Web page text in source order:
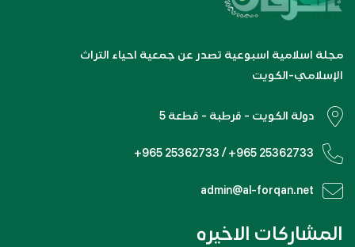
مجلة اسلامية اسبوعية تصدر عن جمعية احياء التراث
الإسلامي-الكويت
دولة الكويت - قرطبة - قطعة 5
+965 25362733 / +965 25362733
admin@al-forqan.net
المشاركات الاخيره